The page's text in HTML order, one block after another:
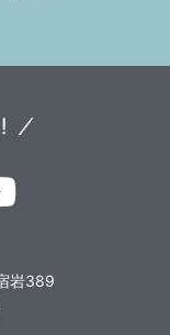
岩389